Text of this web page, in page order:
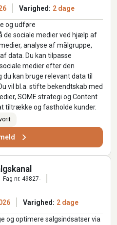
Varighed: 2 dage
og udføre
sociale medier ved hjælp af
analyse af målgruppe,
data. Du kan tilpasse
medier efter den
kan bruge relevant data til
vil bl.a. stifte bekendtskab med
SOME strategi og Content
tiltrække og fastholde kunder.
Fag nr. 49827-
Varighed: 2 dage
og optimere salgsindsatser via